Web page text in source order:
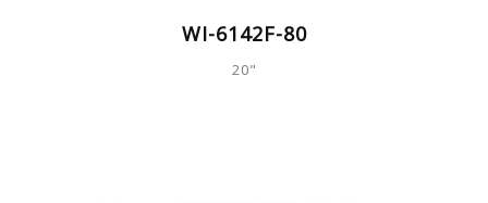
WI-6142F-80
20"